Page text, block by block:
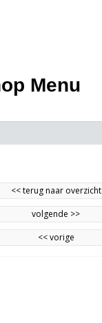
Menu
<<terug naar overzicht
volgende >>
<<vorige